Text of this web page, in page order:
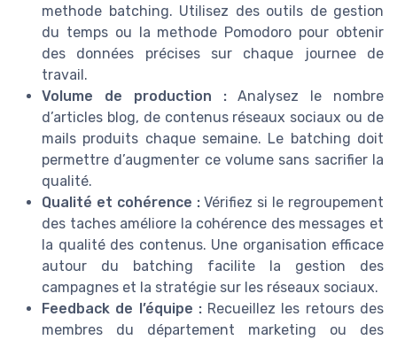
methode batching. Utilisez des outils de gestion
du temps ou la methode Pomodoro pour obtenir
des données précises sur chaque journee de
travail.
Volume de production :Analysez le nombre
d’articles blog, de contenus réseaux sociaux ou de
mails produits chaque semaine. Le batching doit
permettre d’augmenter ce volume sans sacrifier la
qualité.
Qualité et cohérence :Vérifiez si le regroupement
des taches améliore la cohérence des messages et
la qualité des contenus. Une organisation efficace
autour du batching facilite la gestion des
campagnes et la stratégie sur les réseaux sociaux.
Feedback de l’équipe :Recueillez les retours des
membres du département marketing ou des